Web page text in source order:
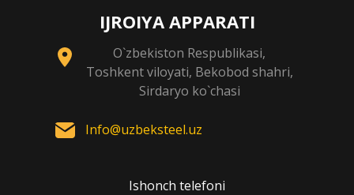
IJROIYA APPARATI
O`zbekiston Respublikasi,
Toshkent viloyati, Bekobod shahri,
Sirdaryo ko`chasi
Info@uzbeksteel.uz
Ishonch telefoni